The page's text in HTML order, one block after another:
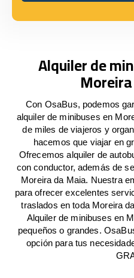
Alquiler de
Con OsaBus, podemos
alquiler de minibuses en
de miles de viajeros y
hacemos que viajar en
Ofrecemos alquiler de
con conductor, además de
Moreira da Maia. Nuestra
para ofrecer excelentes
traslados en toda Moreira
Alquiler de minibuses en
pequeños o grandes.
opción para tus